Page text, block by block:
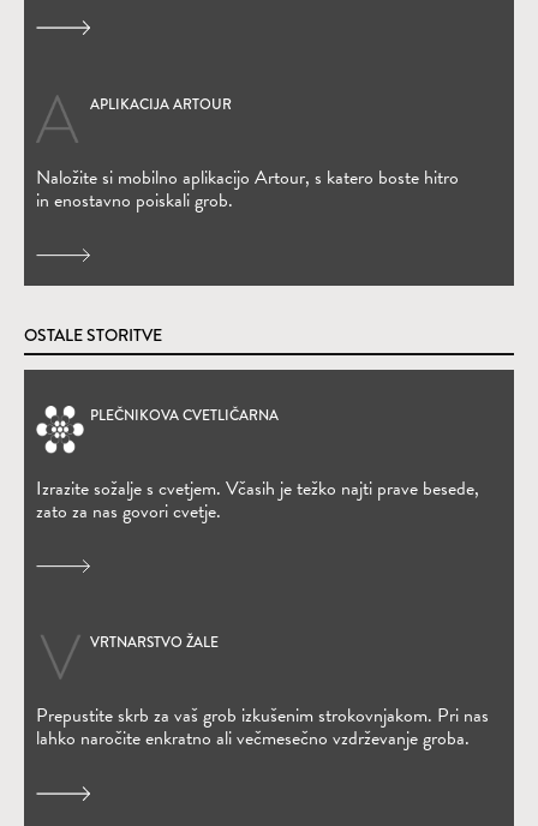
APLIKACIJA ARTOUR
Naložite si mobilno aplikacijo Artour, s katero boste hitro
in enostavno poiskali grob.
(Odpre se v novem oknu)
OSTALE STORITVE
PLEČNIKOVA CVETLIČARNA
Izrazite sožalje s cvetjem. Včasih je težko najti prave besede,
zato za nas govori cvetje.
(Odpre se v novem oknu)
VRTNARSTVO ŽALE
Prepustite skrb za vaš grob izkušenim strokovnjakom. Pri nas
lahko naročite enkratno ali večmesečno vzdrževanje groba.